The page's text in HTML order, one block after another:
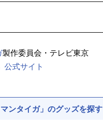
製作委員会・テレビ東京
公式サイト
マンタイガ」のグッズを探す